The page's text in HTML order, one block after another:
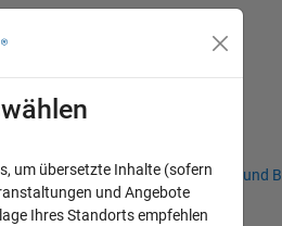
Niederlassungen Studierende und
Off-Canvas-
um übersetzte Inhalte (sofern
und Angebote
Ihres Standorts empfehlen